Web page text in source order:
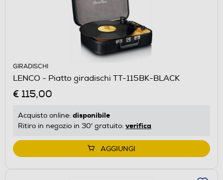
GIRADISCHI
LENCO - Piatto giradischi TT-115BK-BLACK
€ 115,00
Acquisto online: disponibile
Ritiro in negozio in 30' gratuito: verifica
AGGIUNGI